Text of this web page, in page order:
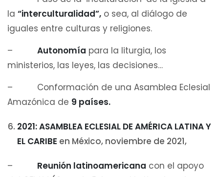
la “interculturalidad”, o sea, al diálogo de
iguales entre culturas y religiones.
– Autonomía para la liturgia, los
ministerios, las leyes, las decisiones…
– Conformación de una Asamblea Eclesial
Amazónica de 9 países.
2021: ASAMBLEA ECLESIAL DE AMÉRICA LATINA Y
EL CARIBE en México, noviembre de 2021,
– Reunión latinoamericana con el apoyo